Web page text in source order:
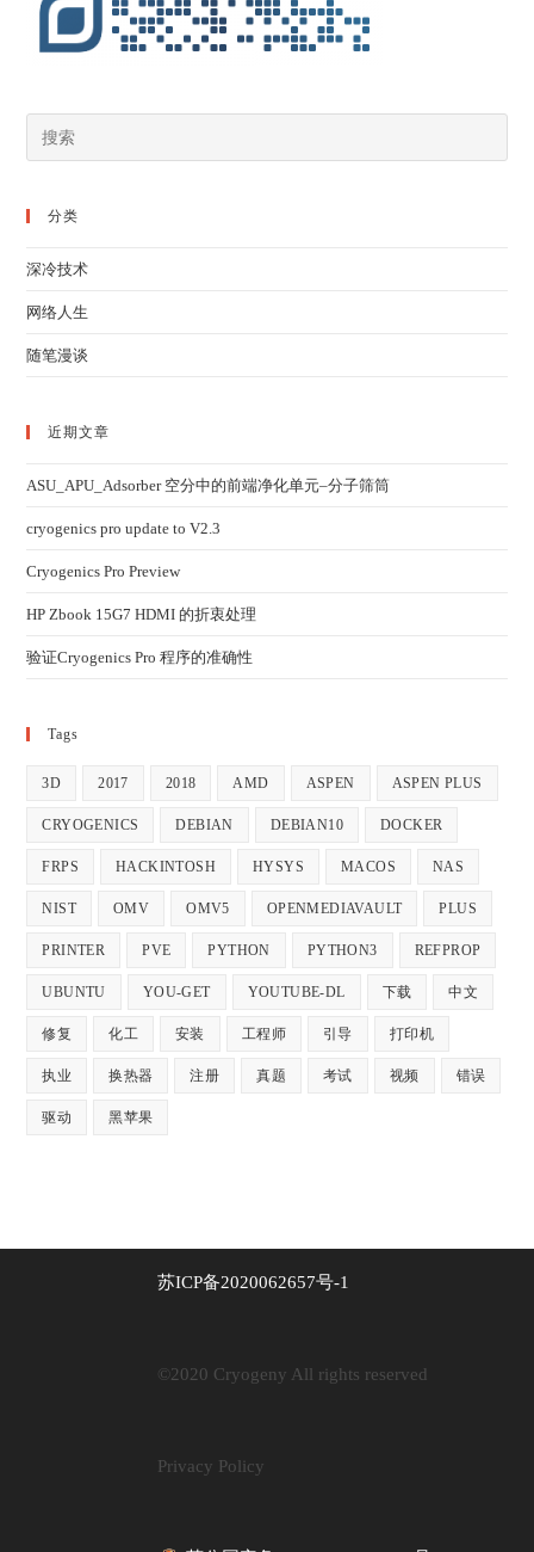
分类
深冷技术
网络人生
随笔漫谈
近期文章
ASU_APU_Adsorber 空分中的前端净化单元–分子筛筒
cryogenics pro update to V2.3
Cryogenics Pro Preview
HP Zbook 15G7 HDMI 的折衷处理
验证Cryogenics Pro 程序的准确性
Tags
3D 2017 2018 AMD ASPEN ASPEN PLUS
CRYOGENICS DEBIAN DEBIAN10 DOCKER
FRPS HACKINTOSH HYSYS MACOS NAS
NIST OMV OMV5 OPENMEDIAVAULT PLUS
PRINTER PVE PYTHON PYTHON3 REFPROP
UBUNTU YOU-GET YOUTUBE-DL 下载 中文
修复 化工 安装 工程师 引导 打印机
执业 换热器 注册 真题 考试 视频 错误
驱动 黑苹果
苏ICP备2020062657号-1
©2020 Cryogeny All rights reserved
Privacy Policy